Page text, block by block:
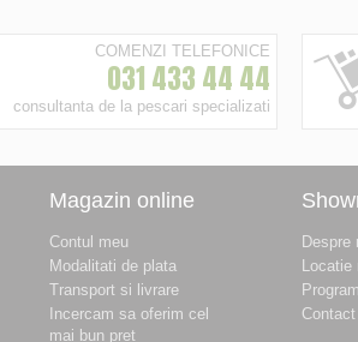
COMENZI TELEFONICE
031 433 44 44
consultanta de la pescari specializati
Magazin online
Contul meu
Modalitati de plata
Transport si livrare
Incercam sa oferim cel
mai bun pret
Despre
Locatie
Contact